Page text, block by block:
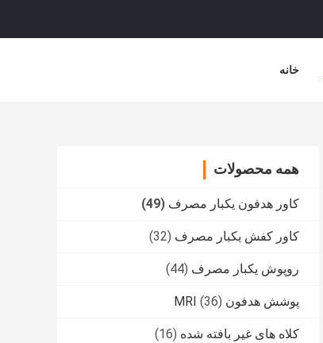
خانه
همه محصولات
کاور هدفون یکبار مصرف (49)
کاور کفش یکبار مصرف (32)
روپوش یکبار مصرف (44)
پوشش هدفون MRI (36)
کلاه های غیر بافته شده (16)